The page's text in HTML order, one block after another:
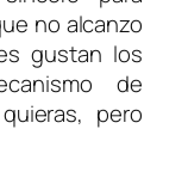
no alcanzo
gustan los
de
pero